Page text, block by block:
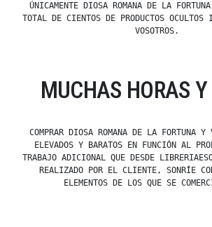
ÚNICAMENTE DIOSA ROMANA DE LA
TOTAL DE CIENTOS DE PRODUCTOS OCULTOS
VOSOTROS.
MUCHAS HORAS
COMPRAR DIOSA ROMANA DE LA FORTUNA Y
ELEVADOS Y BARATOS EN FUNCIÓN AL
TRABAJO ADICIONAL QUE DESDE
REALIZADO POR EL CLIENTE, SONRÍE
ELEMENTOS DE LOS QUE SE